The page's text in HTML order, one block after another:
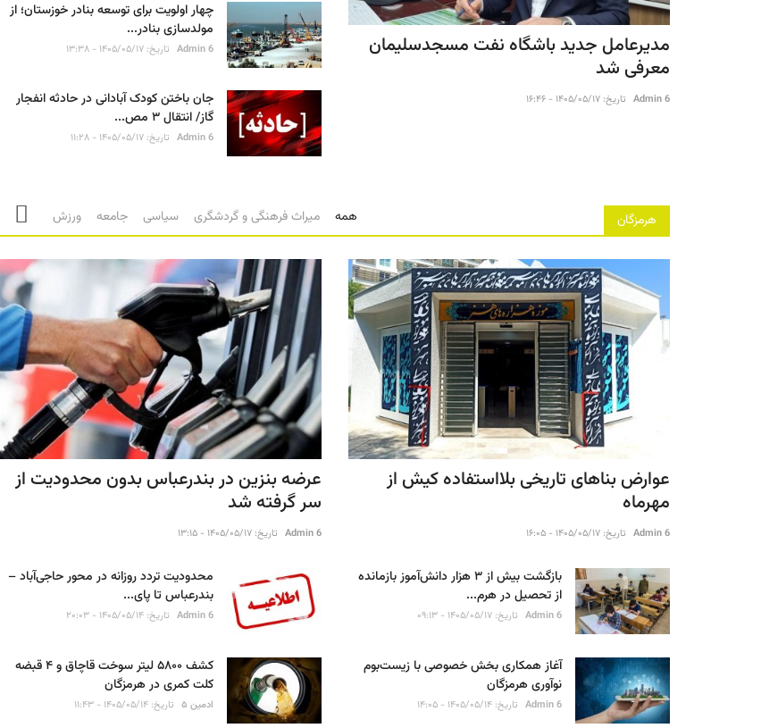
مدیرعامل جدید باشگاه نفت مسجدسلیمان
معرفی شد
Admin 6 تاریخ: ۱۴۰۵/۰۵/۱۷ - ۱۶:۴۶
چهار اولویت برای توسعه بنادر خوزستان؛ از
مولدسازی بنادر...
Admin 6 تاریخ: ۱۴۰۵/۰۵/۱۷ - ۱۳:۳۸
جان باختن کودک آبادانی در حادثه انفجار
گاز/ انتقال ۳ مص...
Admin 6 تاریخ: ۱۴۰۵/۰۵/۱۷ - ۱۱:۲۸
هرمزگان همه میراث فرهنگی و گردشگری سیاسی جامعه ورزش
عوارض بناهای تاریخی بلااستفاده کیش از
مهرماه
Admin 6 تاریخ: ۱۴۰۵/۰۵/۱۷ - ۱۶:۰۵
عرضه بنزین در بندرعباس بدون محدودیت از
سر گرفته شد
Admin 6 تاریخ: ۱۴۰۵/۰۵/۱۷ - ۱۳:۱۵
بازگشت بیش از ۳ هزار دانش‌آموز بازمانده
از تحصیل در هرم...
Admin 6 تاریخ: ۱۴۰۵/۰۵/۱۷ - ۰۹:۱۳
محدودیت تردد روزانه در محور حاجی‌آباد –
بندرعباس تا پای...
Admin 6 تاریخ: ۱۴۰۵/۰۵/۱۴ - ۲۰:۰۳
آغاز همکاری بخش خصوصی با زیست‌بوم
نوآوری هرمزگان
Admin 6 تاریخ: ۱۴۰۵/۰۵/۱۴ - ۱۴:۰۵
کشف ۵۸۰۰ لیتر سوخت قاچاق و ۴ قبضه
کلت کمری در هرمزگان
ادمین ۵ تاریخ: ۱۴۰۵/۰۵/۱۴ - ۱۱:۴۳